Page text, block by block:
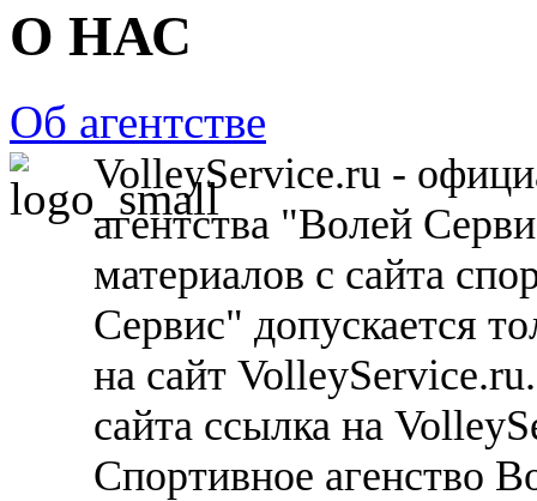
О НАС
Об агентстве
VolleyService.ru -
агентства "Волей
материалов с сайта
Сервис" допускается
на сайт
сайта ссылка на
Спортивное агенство